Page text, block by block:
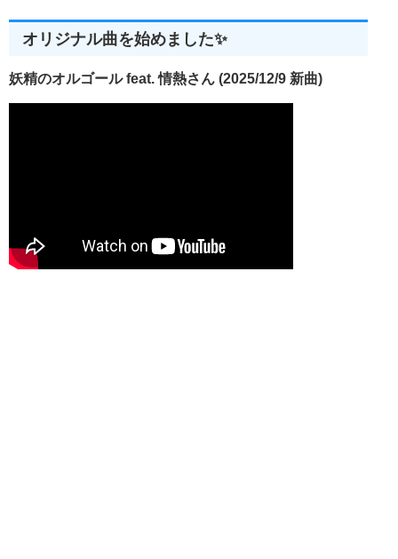
オリジナル曲を始めました✨
妖精のオルゴール feat. 情熱さん (2025/12/9 新曲)